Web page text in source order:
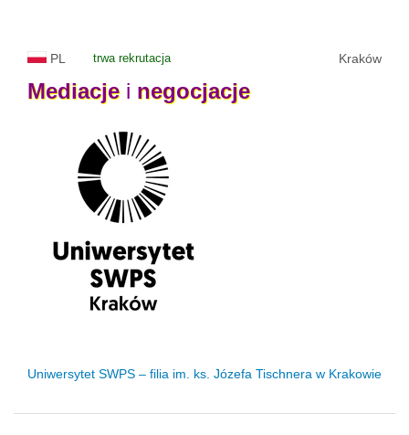
PL trwa rekrutacja Kraków
Mediacjei negocjacje
Uniwersytet SWPS – filia im. ks. Józefa Tischnera w Krakowie